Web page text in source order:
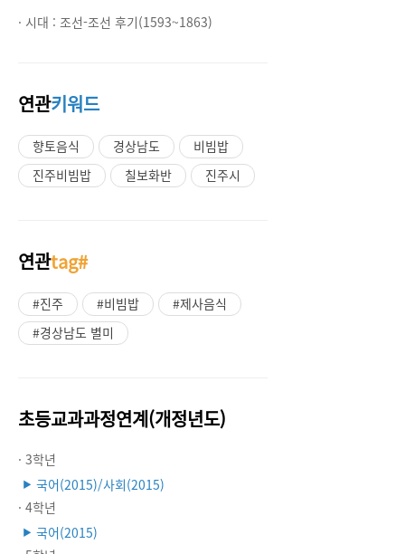
· 시대 : 조선-조선 후기(1593~1863)
연관키워드
향토음식 경상남도
비빔밥
진주비빔밥
칠보화반 진주시
연관tag#
#진주 #비빔밥
#제사음식
#경상남도 별미
초등교과과정연계(개정년도)
· 3학년
▶ 국어(2015)/사회(2015)
· 4학년
▶ 국어(2015)